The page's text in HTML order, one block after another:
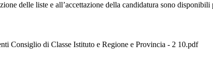
delle liste e all’accettazione della candidatura sono disponibili
Consiglio di Classe Istituto e Regione e Provincia - 2 10.pdf